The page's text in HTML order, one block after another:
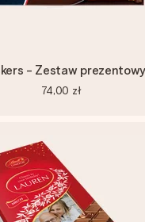
- Zestaw
74,00 zł